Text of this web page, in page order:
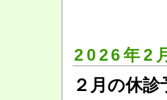
2026年2
２月の休